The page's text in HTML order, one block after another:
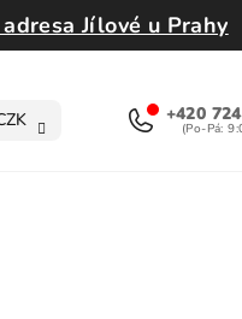
Jílové u Prahy
+420